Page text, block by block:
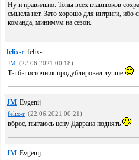
Ну и правильно. Топы всех главнюков
смысла нет. Зато хорошо для интриги, ибо
команда, минимум на сезон.
felix-r felix-r
JM (22.06.2021 00:18)
Ты бы источник продублировал лучше
JM Evgenij
felix-r (22.06.2021 00:21)
вброс, пытаюсь цену Даррана поднять
JM Evgenij